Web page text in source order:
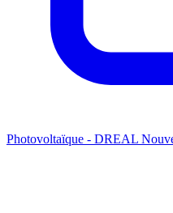
Photovoltaïque - DREAL